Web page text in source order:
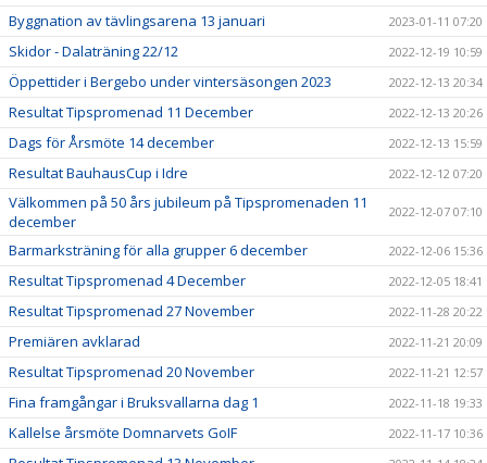
Byggnation av tävlingsarena 13 januari 2023-01-11 07:20
Skidor - Dalaträning 22/12 2022-12-19 10:59
Öppettider i Bergebo under vintersäsongen 2023 2022-12-13 20:34
Resultat Tipspromenad 11 December 2022-12-13 20:26
Dags för Årsmöte 14 december 2022-12-13 15:59
Resultat BauhausCup i Idre 2022-12-12 07:20
Välkommen på 50 års jubileum på Tipspromenaden 11
december
2022-12-07 07:10
Barmarksträning för alla grupper 6 december 2022-12-06 15:36
Resultat Tipspromenad 4 December 2022-12-05 18:41
Resultat Tipspromenad 27 November 2022-11-28 20:22
Premiären avklarad 2022-11-21 20:09
Resultat Tipspromenad 20 November 2022-11-21 12:57
Fina framgångar i Bruksvallarna dag 1 2022-11-18 19:33
Kallelse årsmöte Domnarvets GoIF 2022-11-17 10:36